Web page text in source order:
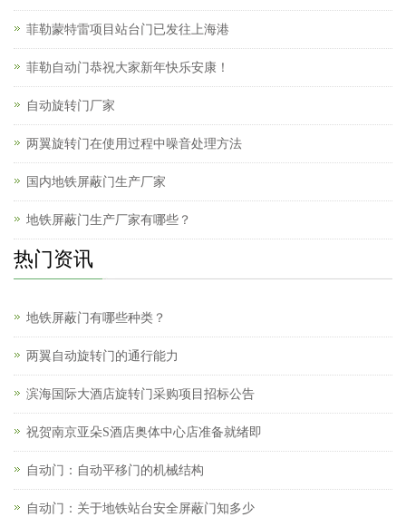
菲勒蒙特雷项目站台门已发往上海港
菲勒自动门恭祝大家新年快乐安康！
自动旋转门厂家
两翼旋转门在使用过程中噪音处理方法
国内地铁屏蔽门生产厂家
地铁屏蔽门生产厂家有哪些？
热门资讯
地铁屏蔽门有哪些种类？
两翼自动旋转门的通行能力
滨海国际大酒店旋转门采购项目招标公告
祝贺南京亚朵S酒店奥体中心店准备就绪即
自动门：自动平移门的机械结构
自动门：关于地铁站台安全屏蔽门知多少